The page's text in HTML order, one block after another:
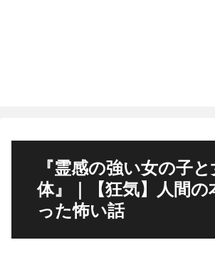
『霊感の強い女の子
体』｜【狂気】人間の
った怖い話